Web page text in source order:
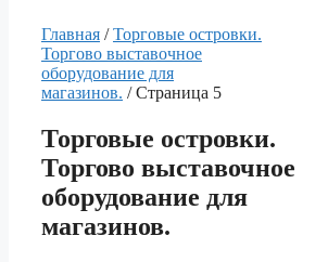
Главная /Торговые островки.
Торгово выставочное
оборудование для
магазинов. / Страница 5
Торговые островки.
Торгово выставочное
оборудование для
магазинов.